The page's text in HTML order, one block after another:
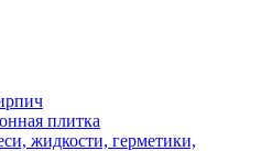
плитка
жидкости, герметики,